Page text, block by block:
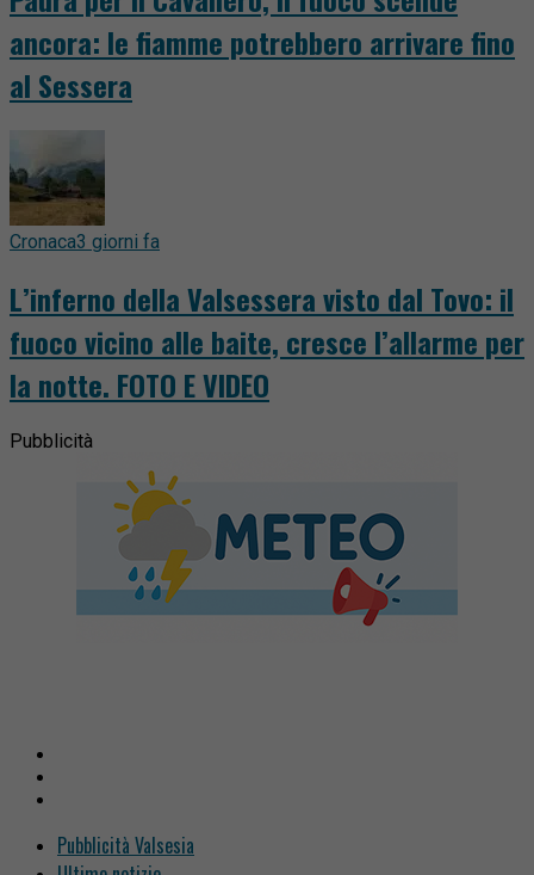
ancora: le fiamme potrebbero arrivare fino
al Sessera
Cronaca3 giorni fa
L’inferno della Valsessera visto dal Tovo: il
fuoco vicino alle baite, cresce l’allarme per
la notte. FOTO E VIDEO
Pubblicità
Pubblicità Valsesia